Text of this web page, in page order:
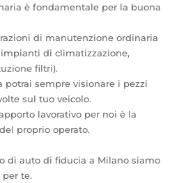
è fondamentale per la buona
di manutenzione ordinaria
di climatizzazione,
filtri).
potrai sempre visionare i pezzi
sul tuo veicolo.
lavorativo per noi è la
proprio operato.
di auto di fiducia a Milano siamo
te.